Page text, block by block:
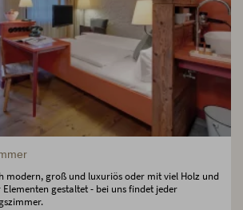
modern, groß und luxuriös oder mit viel Holz und
gestaltet - bei uns findet jeder